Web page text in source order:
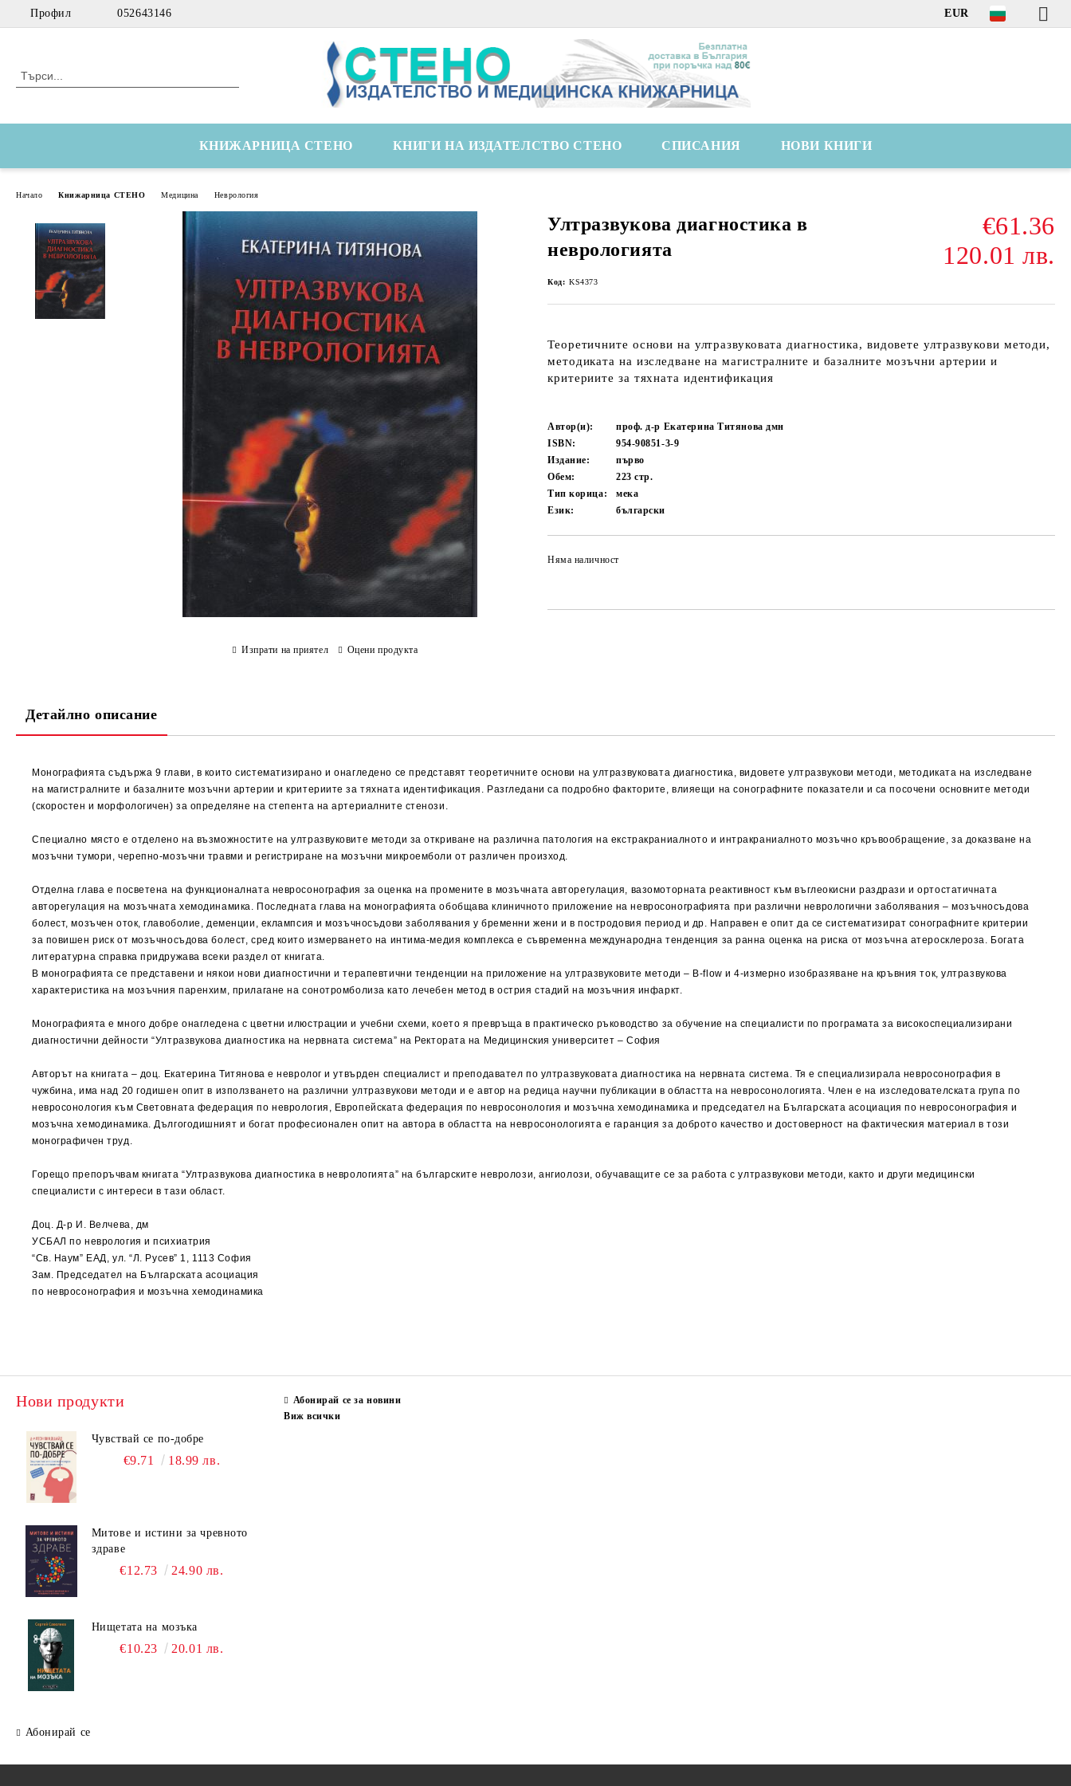
Профил 052643146 EUR
КНИЖАРНИЦА СТЕНО КНИГИ НА ИЗДАТЕЛСТВО СТЕНО СПИСАНИЯ НОВИ КНИГИ
Начало Книжарница СТЕНО Медицина Неврология
Ултразвукова диагностика в
неврологията
€61.36
120.01 лв.
Код: KS4373
Теоретичните основи на ултразвуковата диагностика, видовете ултразвукови методи,
методиката на изследване на магистралните и базалните мозъчни артерии и
критериите за тяхната идентификация
Автор(и):
проф. д-р Екатерина Титянова дмн
ISBN:
954-90851-3-9
Издание:
първо
Обем:
223стр.
Тип корица:
мека
Език:
български
Няма наличност
Изпрати на приятел Оцени продукта
Детайлно описание
Монографията съдържа 9 глави, в които систематизирано и онагледено се представят теоретичните основи на ултразвуковата диагностика, видовете ултразвукови методи, методиката на изследване
на магистралните и базалните мозъчни артерии и критериите за тяхната идентификация. Разгледани са подробно факторите, влияещи на сонографните показатели и са посочени основните методи
(скоростен и морфологичен) за определяне на степента на артериалните стенози.
Специално място е отделено на възможностите на ултразвуковите методи за откриване на различна патология на екстракраниалното и интракраниалното мозъчно кръвообращение, за доказване на
мозъчни тумори, черепно-мозъчни травми и регистриране на мозъчни микроемболи от различен произход.
Отделна глава е посветена на функционалната невросонография за оценка на промените в мозъчната авторегулация, вазомоторната реактивност към въглеокисни раздрази и ортостатичната
авторегулация на мозъчната хемодинамика. Последната глава на монографията обобщава клиничното приложение на невросонографията при различни неврологични заболявания – мозъчносъдова
болест, мозъчен оток, главоболие, деменции, еклампсия и мозъчносъдови заболявания у бременни жени и в постродовия период и др. Направен е опит да се систематизират сонографните критерии
за повишен риск от мозъчносъдова болест, сред които измерването на интима-медия комплекса е съвременна международна тенденция за ранна оценка на риска от мозъчна атеросклероза. Богата
литературна справка придружава всеки раздел от книгата.
В монографията се представени и някои нови диагностични и терапевтични тенденции на приложение на ултразвуковите методи – B-flow и 4-измерно изобразяване на кръвния ток, ултразвукова
характеристика на мозъчния паренхим, прилагане на сонотромболиза като лечебен метод в острия стадий на мозъчния инфаркт.
Монографията е много добре онагледена с цветни илюстрации и учебни схеми, което я превръща в практическо ръководство за обучение на специалисти по програмата за високоспециализирани
диагностични дейности “Ултразвукова диагностика на нервната система” на Ректората на Медицинския университет – София
Авторът на книгата – доц. Екатерина Титянова е невролог и утвърден специалист и преподавател по ултразвуковата диагностика на нервната система. Тя е специализирала невросонография в
чужбина, има над 20 годишен опит в използването на различни ултразвукови методи и е автор на редица научни публикации в областта на невросонологията. Член е на изследователската група по
невросонология към Световната федерация по неврология, Европейската федерация по невросонология и мозъчна хемодинамика и председател на Българската асоциация по невросонография и
мозъчна хемодинамика. Дългогодишният и богат професионален опит на автора в областта на невросонологията е гаранция за доброто качество и достоверност на фактическия материал в този
монографичен труд.
Горещо препоръчвам книгата “Ултразвукова диагностика в неврологията” на българските невролози, ангиолози, обучаващите се за работа с ултразвукови методи, както и други медицински
специалисти с интереси в тази област.
Доц. Д-р И. Велчева, дм
УСБАЛ по неврология и психиатрия
“Св. Наум” ЕАД, ул. “Л. Русев” 1, 1113 София
Зам. Председател на Българската асоциация
по невросонография и мозъчна хемодинамика
Нови продукти
Чувствай се по-добре
€9.71 18.99 лв.
Митове и истини за чревното
здраве
€12.73 24.90 лв.
Нищетата на мозъка
€10.23 20.01 лв.
Абонирай се
Абонирай се за новини
Виж всички